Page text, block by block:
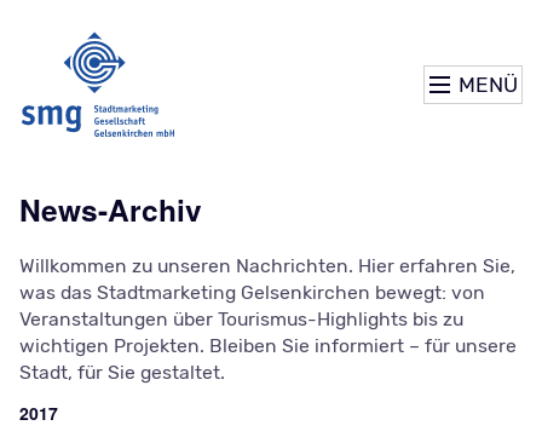
MENÜ
News-Archiv
Willkommen zu unseren Nachrichten. Hier erfahren Sie,
was das Stadtmarketing Gelsenkirchen bewegt: von
Veranstaltungen über Tourismus-Highlights bis zu
wichtigen Projekten. Bleiben Sie informiert – für unsere
Stadt, für Sie gestaltet.
2017